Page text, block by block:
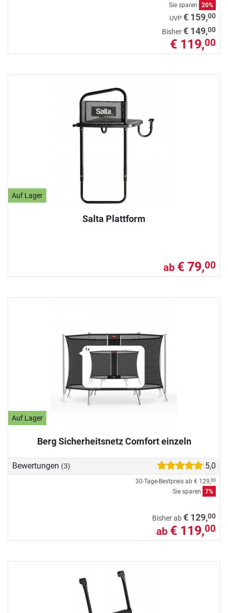
Sie sparen 20%
UVP € 159,00
Bisher€ 149,00
€ 119,00
Auf Lager
Salta Plattform
ab € 79,00
Auf Lager
Berg Sicherheitsnetz Comfort einzeln
Bewertungen (3) 5,0
30-Tage-Bestpreis ab € 129,00
Sie sparen 7%
Bisher ab€ 129,00
ab € 119,00